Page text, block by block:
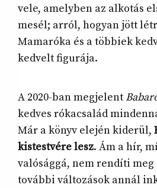
vele, amelyben az alkotás
mesél; arról, hogyan jött
Mamaróka és a többiek
kedvelt figurája.
A 2020-ban megjelent
kedves rókacsalád
Már a könyv elején kiderül,
kistestvére lesz. Ám a hír,
valósággá, nem rendíti meg
további változások annál